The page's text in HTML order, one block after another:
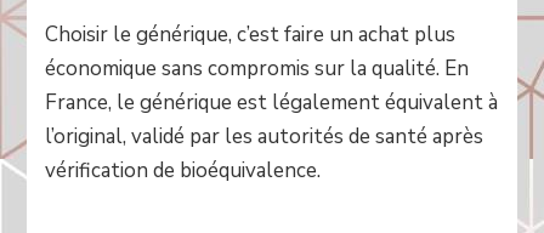
Choisir le générique, c’est faire un achat plus
économique sans compromis sur la qualité. En
France, le générique est légalement équivalent à
l’original, validé par les autorités de santé après
vérification de bioéquivalence.